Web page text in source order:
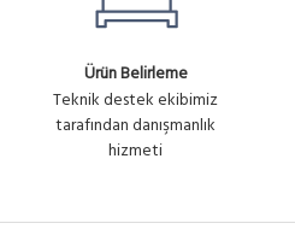
Ürün Belirleme
Teknik destek ekibimiz
tarafından danışmanlık
hizmeti